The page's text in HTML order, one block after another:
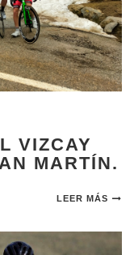
VIZCAY
MARTÍN.
LEER MÁS